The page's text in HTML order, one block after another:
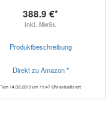
388.9 €*
inkl. MwSt.
Produktbeschreibung
Direkt zu Amazon *
*am 14.03.2019 um 11:47 Uhr aktualisiert